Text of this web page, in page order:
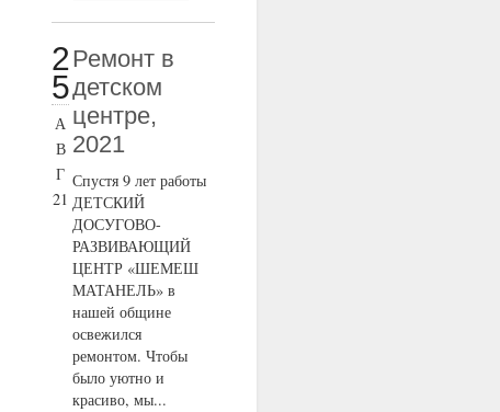
2
5
А
В
Г
21
Ремонт в
детском
центре,
2021
Спустя 9 лет работы
ДЕТСКИЙ
ДОСУГОВО-
РАЗВИВАЮЩИЙ
ЦЕНТР «ШЕМЕШ
МАТАНЕЛЬ» в
нашей общине
освежился
ремонтом. Чтобы
было уютно и
красиво, мы...